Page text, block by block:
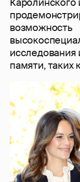
возможность
исследования
памяти, таких